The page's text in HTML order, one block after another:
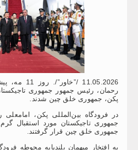
11.05.2026 /
رحمان، رئیس جمهور جمهوری
پکن، جمهوری خلق چین شدند.
در فرودگاه بین‌المللی پکن،
جمهوری تاجیکستان مورد استقبال گرم
جمهوری خلق چین قرار گرفتند.
به افتخار میهمان بلندپایه محوطه